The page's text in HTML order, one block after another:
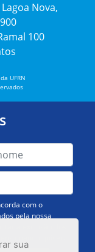
sua
Nova,
100
UFRN
com o
pela nossa